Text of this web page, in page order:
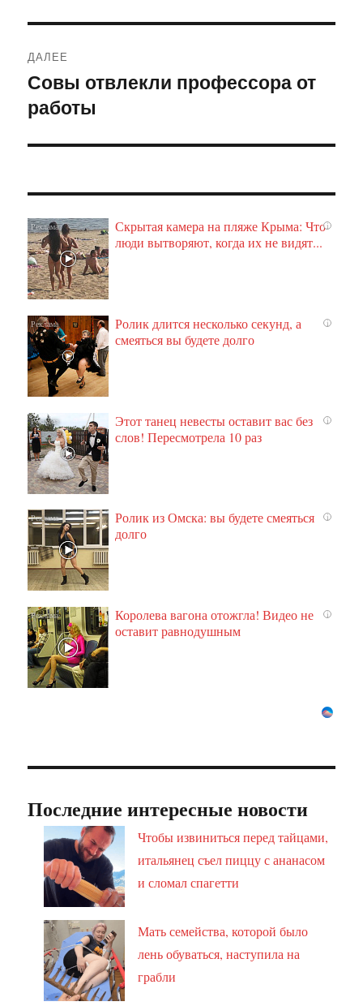
ДАЛЕЕ
Следующая
запись:
Совы отвлекли профессора от
работы
i
Скрытая камера на пляже Крыма: Что
люди вытворяют, когда их не видят...
i
Ролик длится несколько секунд, а
смеяться вы будете долго
i
Этот танец невесты оставит вас без
слов! Пересмотрела 10 раз
i
Ролик из Омска: вы будете смеяться
долго
i
Королева вагона отожгла! Видео не
оставит равнодушным
Последние интересные новости
Чтобы извиниться перед тайцами,
итальянец съел пиццу с ананасом
и сломал спагетти
Мать семейства, которой было
лень обуваться, наступила на
грабли